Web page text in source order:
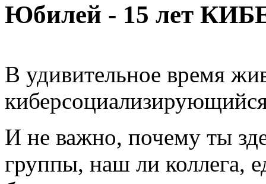
Юбилей - 15 лет
В удивительное время
И не важно, почему ты
группы, наш ли коллега,